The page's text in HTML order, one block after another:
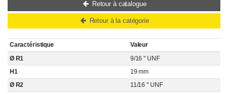
Caractéristique
Valeur
Ø R1
9/16 " UNF
H1
19 mm
Ø R2
11/16 " UNF
Retour à catalogue
Retour à la catégorie